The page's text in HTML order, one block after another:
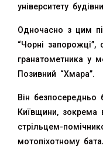
університету
Одночасно з цим
“Чорні
гранатометника у
Позивний “Хмара”.
Він безпосередньо
Київщини,
стрільцем-
мотопіхотному